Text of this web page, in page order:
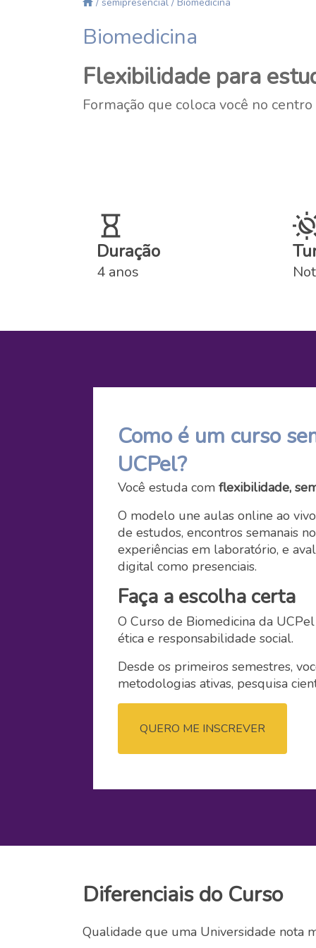
Biomedicina
Flexibilidade para
Formação que coloca você no
Duração
4 anos
Como é um curso
UCPel?
Você estuda com flexibilidade,
O modelo une aulas online ao
de estudos, encontros semanais
experiências em laboratório, e
digital como presenciais.
Faça a escolha certa
O Curso de Biomedicina da
ética e responsabilidade social.
Desde os primeiros semestres,
metodologias ativas, pesquisa
QUERO ME INSCREVER
Diferenciais do Curso
Qualidade que uma Universidade nota